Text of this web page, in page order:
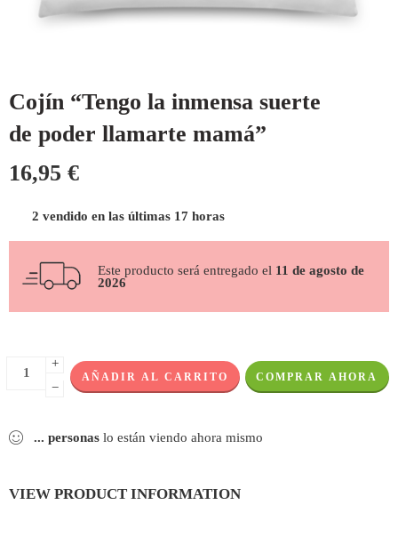
Cojín “Tengo la inmensa suerte
de poder llamarte mamá”
16,95 €
2 vendido en las últimas 17 horas
Este producto será entregado el 11 de agosto de
2026
+
−
AÑADIR AL CARRITO COMPRAR AHORA
... personas lo están viendo ahora mismo
VIEW PRODUCT INFORMATION